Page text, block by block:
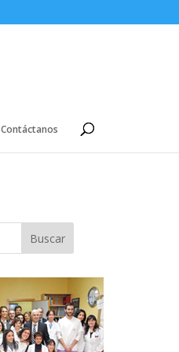
Contáctanos